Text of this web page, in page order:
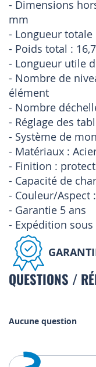
- Dimensions
mm
- Longueur totale
- Poids total :
- Longueur utile
- Nombre de
élément
- Nombre
- Réglage des
- Système de
- Matériaux :
- Finition :
- Capacité de
- Couleur/Aspect
- Garantie 5 ans
- Expédition sous
QUESTIONS /
Aucune question